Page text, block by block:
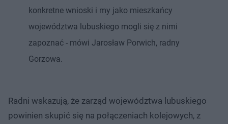
konkretne wnioski i my jako mieszkańcy
województwa lubuskiego mogli się z nimi
zapoznać - mówi Jarosław Porwich, radny
Gorzowa.
Radni wskazują, że zarząd województwa lubuskiego
powinien skupić się na połączeniach kolejowych, z